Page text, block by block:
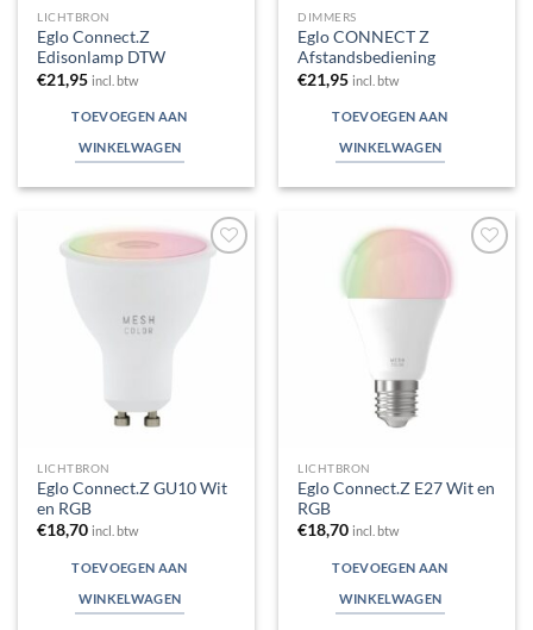
LICHTBRON
Eglo Connect.Z
Edisonlamp DTW
€21,95 incl. btw
TOEVOEGEN AAN
WINKELWAGEN
DIMMERS
Eglo CONNECT Z
Afstandsbediening
€21,95 incl. btw
TOEVOEGEN AAN
WINKELWAGEN
LICHTBRON
Eglo Connect.Z GU10 Wit
en RGB
€18,70 incl. btw
TOEVOEGEN AAN
WINKELWAGEN
verlanglijst
LICHTBRON
Eglo Connect.Z E27 Wit en
RGB
€18,70 incl. btw
TOEVOEGEN AAN
WINKELWAGEN